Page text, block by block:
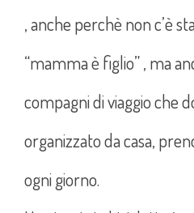
, anche perchè non c’è
“mamma è figlio” , ma
compagni di viaggio che
organizzato da casa,
ogni giorno.